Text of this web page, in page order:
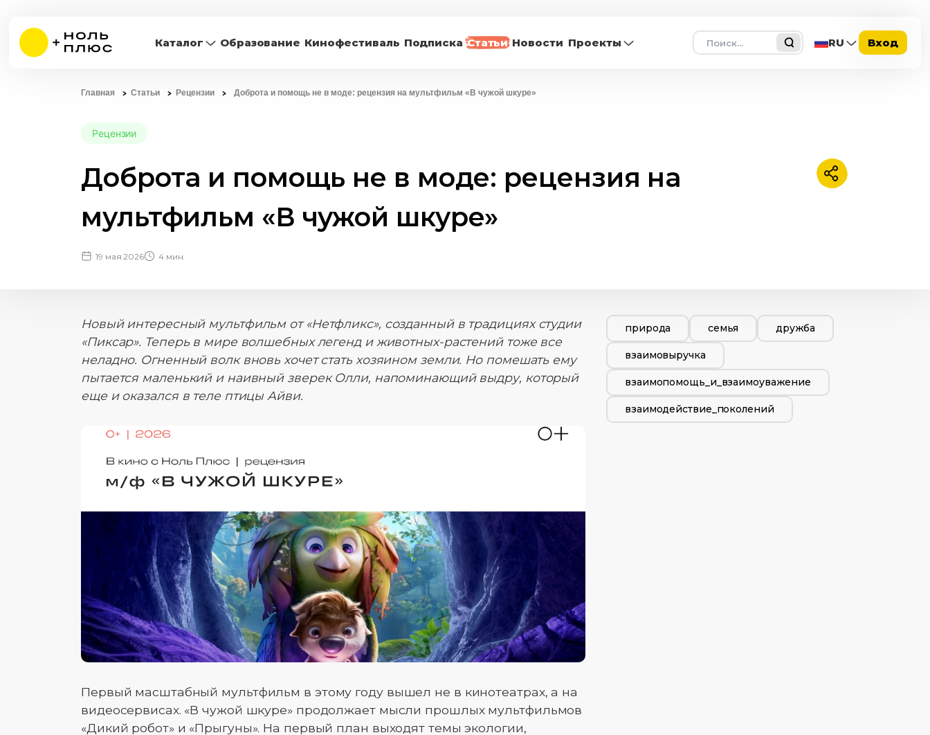
Каталог Образование Кинофестиваль Подписка Статьи Новости Проекты Поиск RU Вход
Главная Статьи Рецензии Доброта и помощь не в моде: рецензия на мультфильм «В чужой шкуре»
Рецензии
Доброта и помощь не в моде: рецензия на
мультфильм «В чужой шкуре»
Поделиться
19 мая 2026 4 мин.
Новый интересный мультфильм от «Нетфликс», созданный в традициях студии
«Пиксар». Теперь в мире волшебных легенд и животных-растений тоже все
неладно. Огненный волк вновь хочет стать хозяином земли. Но помешать ему
пытается маленький и наивный зверек Олли, напоминающий выдру, который
еще и оказался в теле птицы Айви.
Первый масштабный мультфильм в этому году вышел не в кинотеатрах, а на
видеосервисах. «В чужой шкуре» продолжает мысли прошлых мультфильмов
«Дикий робот» и «Прыгуны». На первый план выходят темы экологии,
природа семья дружба
взаимовыручка
взаимопомощь_и_взаимоуважение
взаимодействие_поколений